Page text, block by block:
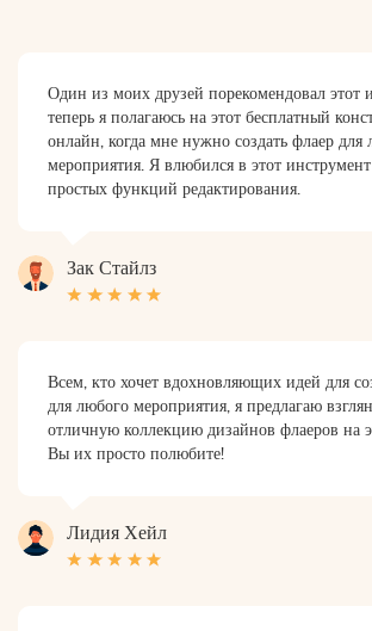
Один из моих друзей порекомендовал этот
теперь я полагаюсь на этот бесплатный
онлайн, когда мне нужно создать флаер для
мероприятия. Я влюбился в этот
простых функций редактирования.
Зак Стайлз
Всем, кто хочет вдохновляющих идей для
для любого мероприятия, я предлагаю
отличную коллекцию дизайнов флаеров на
Вы их просто полюбите!
Лидия Хейл